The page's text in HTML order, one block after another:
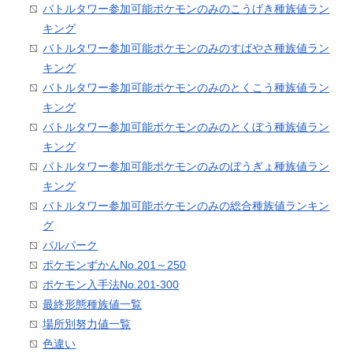
バトルタワー参加可能ポケモンのみのこうげき種族値ラン
キング
バトルタワー参加可能ポケモンのみのすばやさ種族値ラン
キング
バトルタワー参加可能ポケモンのみのとくこう種族値ラン
キング
バトルタワー参加可能ポケモンのみのとくぼう種族値ラン
キング
バトルタワー参加可能ポケモンのみのぼうぎょ種族値ラン
キング
バトルタワー参加可能ポケモンのみの総合種族値ランキン
グ
パルパーク
ポケモンずかんNo.201～250
ポケモン入手法No.201-300
最終形態種族値一覧
場所別努力値一覧
色違い